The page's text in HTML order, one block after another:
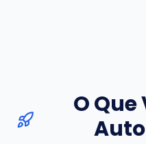
O Que